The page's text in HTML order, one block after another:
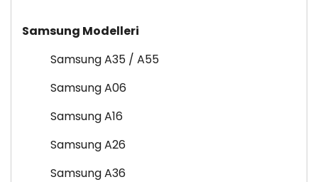
Samsung Modelleri
Samsung A35 / A55
Samsung A06
Samsung A16
Samsung A26
Samsung A36